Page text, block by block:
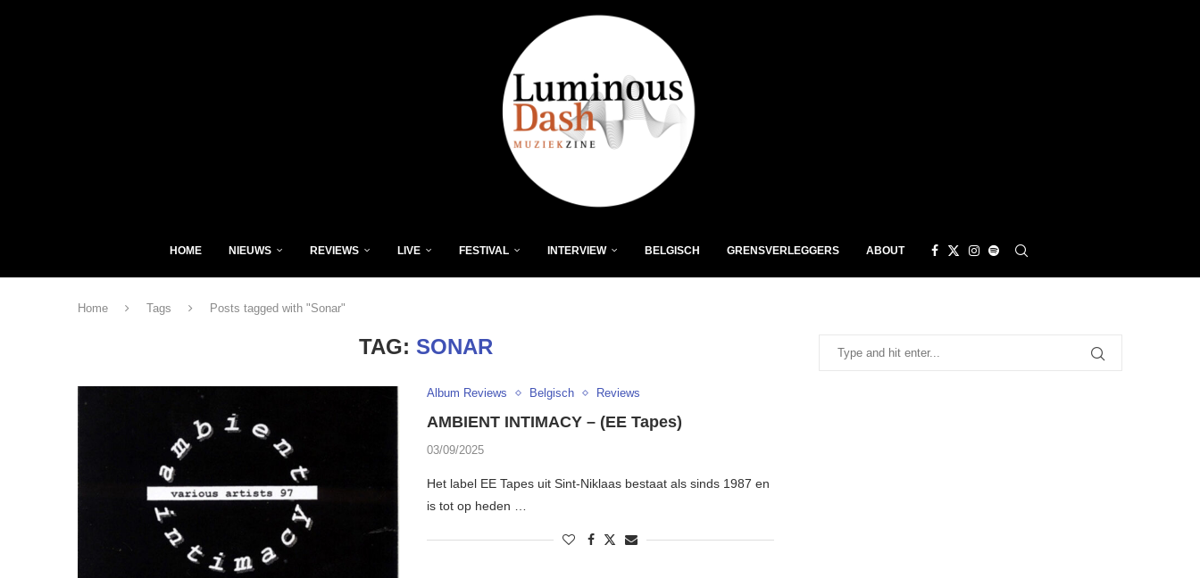
HOME NIEUWS REVIEWS LIVE FESTIVAL INTERVIEW BELGISCH GRENSVERLEGGERS ABOUT
Home Tags Posts tagged with "Sonar"
TAG: SONAR
Album Reviews Belgisch Reviews
AMBIENT INTIMACY – (EE Tapes)
03/09/2025
Het label EE Tapes uit Sint-Niklaas bestaat als sinds 1987 en
is tot op heden …